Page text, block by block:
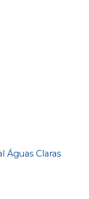
Águas Claras